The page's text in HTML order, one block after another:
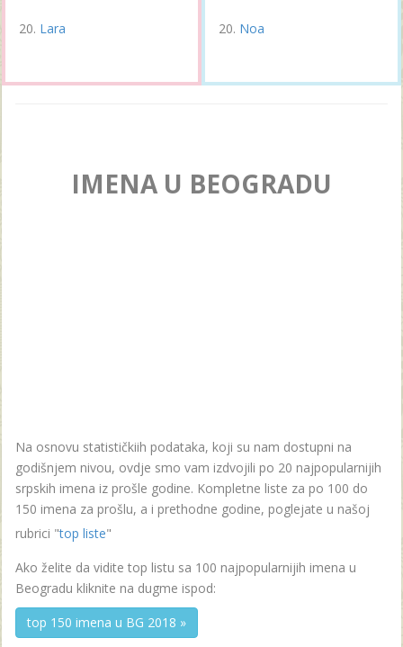
Lara Noa
IMENA U BEOGRADU
Na osnovu statističkiih podataka, koji su nam dostupni na
godišnjem nivou, ovdje smo vam izdvojili po 20 najpopularnijih
srpskih imena iz prošle godine. Kompletne liste za po 100 do
150 imena za prošlu, a i prethodne godine, poglejate u našoj
rubrici "top liste"
Ako želite da vidite top listu sa 100 najpopularnijih imena u
Beogradu kliknite na dugme ispod:
top 150 imena u BG 2018 »